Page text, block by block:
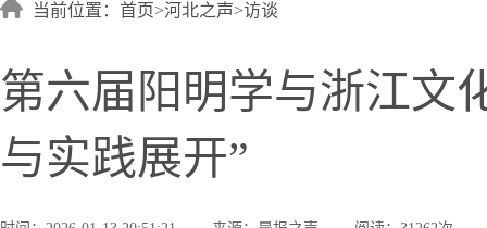
当前位置：首页>河北之声>访谈
第六届阳明学与浙江文
与实践展开”